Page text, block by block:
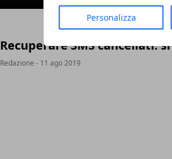
Personalizza
Recuperare SMS cancellati:
Redazione - 11 ago 2019